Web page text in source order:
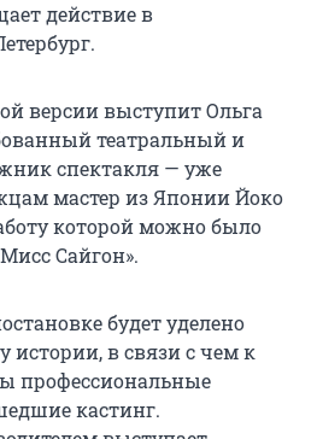
действие в
версии выступит Ольга
театральный и
спектакля — уже
мастер из Японии Йоко
которой можно было
Сайгон».
будет уделено
истории, в связи с чем к
профессиональные
кастинг.